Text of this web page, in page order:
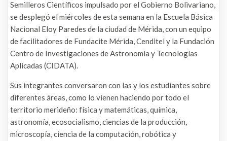
Semilleros Científicos impulsado por el Gobierno Bolivariano,
se desplegó el miércoles de esta semana en la Escuela Básica
Nacional Eloy Paredes de la ciudad de Mérida, con un equipo
de facilitadores de Fundacite Mérida, Cenditel y la Fundación
Centro de Investigaciones de Astronomía y Tecnologías
Aplicadas (CIDATA).
Sus integrantes conversaron con las y los estudiantes sobre
diferentes áreas, como lo vienen haciendo por todo el
territorio merideño: física y matemáticas, química,
astronomía, ecosocialismo, ciencias de la producción,
microscopía, ciencia de la computación, robótica y